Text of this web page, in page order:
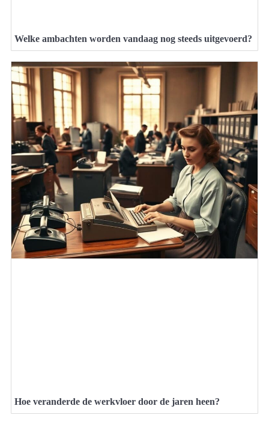
Welke ambachten worden vandaag nog steeds uitgevoerd?
Hoe veranderde de werkvloer door de jaren heen?